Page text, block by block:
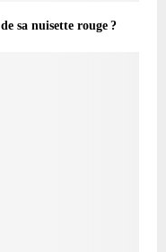
sa nuisette rouge ?